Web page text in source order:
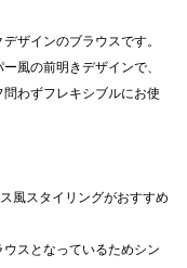
ザインのブラウスです。
風の前明きデザインで、
わずフレキシブルにお使
風スタイリングがおすすめ
スとなっているためシン